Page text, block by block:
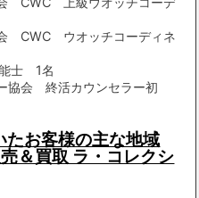
CWC ウオッチコーディネ
士 1名
協会 終活カウンセラー初
たお客様の主な地域
＆買取 ラ・コレクシ